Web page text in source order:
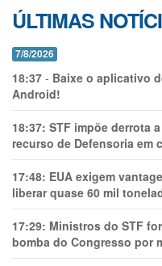
ÚLTIMAS
7/8/2026
18:37 - Baixe o aplicativo
Android!
18:37: STF impõe derrota
recurso de Defensoria em
17:48: EUA exigem
liberar quase 60 mil
17:29: Ministros do STF
bomba do Congresso por